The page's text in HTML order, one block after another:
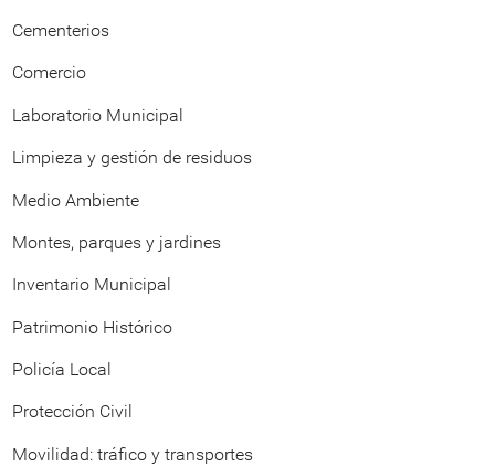
Cementerios
Comercio
Laboratorio Municipal
Limpieza y gestión de residuos
Medio Ambiente
Montes, parques y jardines
Inventario Municipal
Patrimonio Histórico
Policía Local
Protección Civil
Movilidad: tráfico y transportes